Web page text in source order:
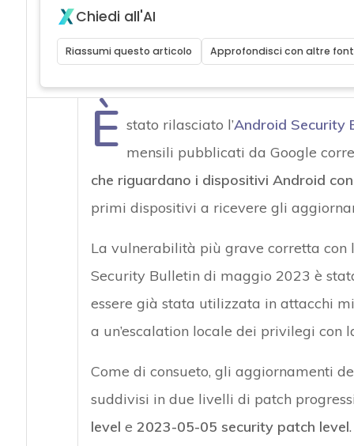
Chiedi all'AI
Riassumi questo articolo Approfondisci con altre
È stato rilasciato l’Android Security
mensili pubblicati da Google
che riguardano i dispositivi Android
primi dispositivi a ricevere gli
La vulnerabilità più grave corretta con
Security Bulletin di maggio 2023 è
essere già stata utilizzata in attacchi
a un’escalation locale dei privilegi con
Come di consueto, gli aggiornamenti
suddivisi in due livelli di patch
level e 2023-05-05 security patch level.
Attacchi